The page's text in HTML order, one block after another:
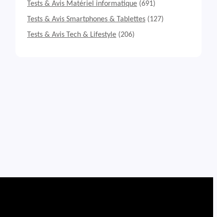
Tests & Avis Matériel informatique (691)
Tests & Avis Smartphones & Tablettes (127)
Tests & Avis Tech & Lifestyle (206)